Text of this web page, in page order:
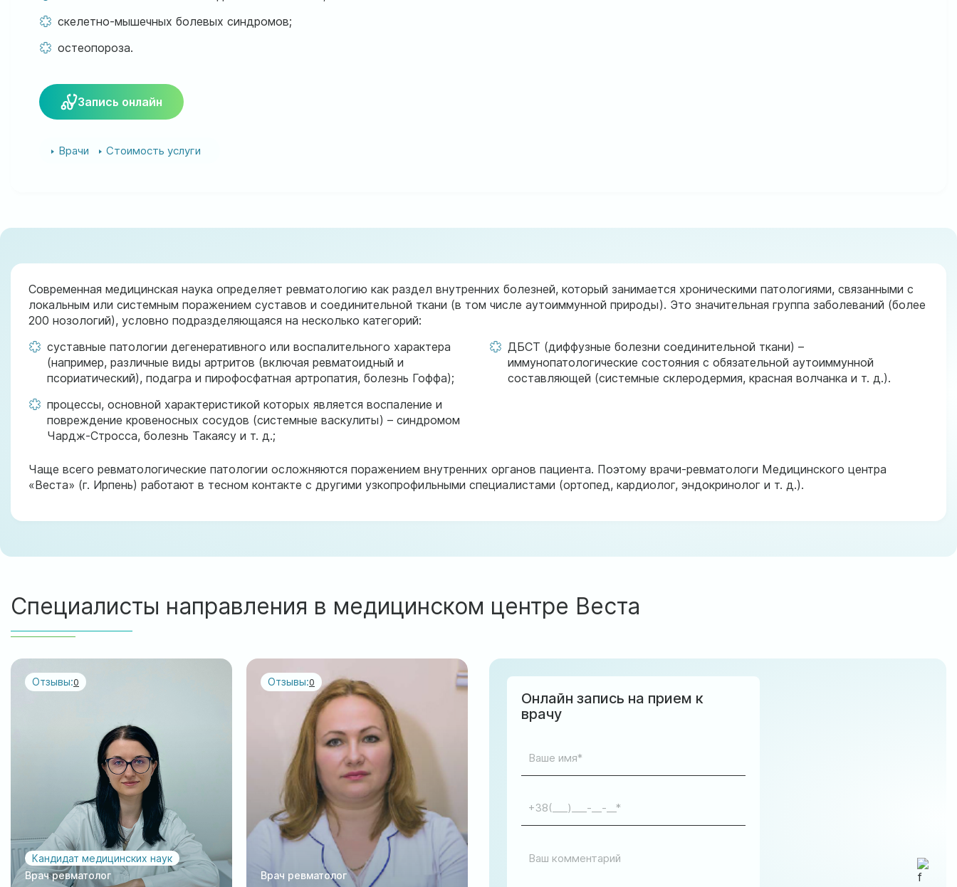
скелетно-мышечных болевых синдромов;
остеопороза.
Запись онлайн
Врачи Стоимость услуги
Современная медицинская наука определяет ревматологию как раздел внутренних болезней, который занимается хроническими патологиями, связанными с
локальным или системным поражением суставов и соединительной ткани (в том числе аутоиммунной природы). Это значительная группа заболеваний (более
200 нозологий), условно подразделяющаяся на несколько категорий:
суставные патологии дегенеративного или воспалительного характера
(например, различные виды артритов (включая ревматоидный и
псориатический), подагра и пирофосфатная артропатия, болезнь Гоффа);
процессы, основной характеристикой которых является воспаление и
повреждение кровеносных сосудов (системные васкулиты) – синдромом
Чардж-Стросса, болезнь Такаясу и т. д.;
ДБСТ (диффузные болезни соединительной ткани) –
иммунопатологические состояния с обязательной аутоиммунной
составляющей (системные склеродермия, красная волчанка и т. д.).
Чаще всего ревматологические патологии осложняются поражением внутренних органов пациента. Поэтому врачи-ревматологи Медицинского центра
«Веста» (г. Ирпень) работают в тесном контакте с другими узкопрофильными специалистами (ортопед, кардиолог, эндокринолог и т. д.).
Специалисты направления в медицинском центре Веста
Отзывы:0
Кандидат медицинских наук
Врач ревматолог
Отзывы:0
Врач ревматолог
Онлайн запись на прием к
врачу